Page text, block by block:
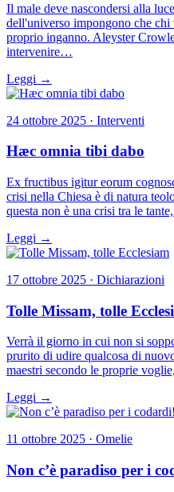
Il male deve nascondersi alla
dell'universo impongono che chi
proprio inganno. Aleyster
intervenire…
Leggi →
24 ottobre 2025 · Interventi
Hæc omnia tibi dabo
Ex fructibus igitur eorum
crisi nella Chiesa è di natura
questa non è una crisi tra le
Leggi →
17 ottobre 2025 · Dichiarazioni
Tolle Missam, tolle
Verrà il giorno in cui non si
prurito di udire qualcosa di
maestri secondo le proprie
Leggi →
11 ottobre 2025 · Omelie
Non c’è paradiso per i